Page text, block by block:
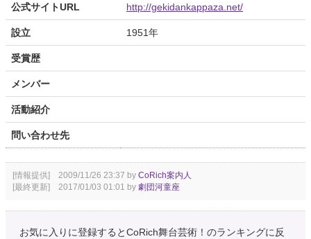
公式サイトURL http://gekidankappaza.net/
設立 1951年
受賞歴
メンバー
活動紹介
問い合わせ先
[情報提供] 2009/11/26 23:37 by CoRich案内人
[最終更新] 2017/01/03 01:01 by 劇団河童座
お気に入りに登録するとCoRich舞台芸術！のランキングに反